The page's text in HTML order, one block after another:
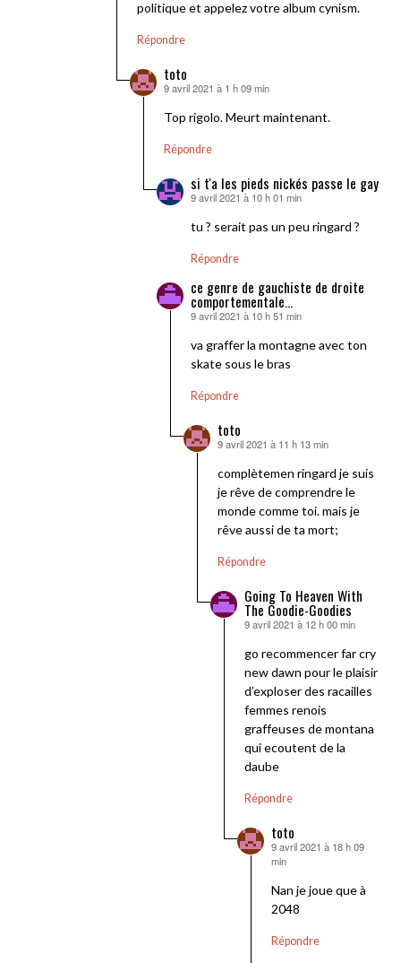
politique et appelez votre album cynism.
Répondre
toto
dit :
9 avril 2021 à 1 h 09 min
Top rigolo. Meurt maintenant.
Répondre
si t'a les pieds nickés passe le gay
dit :
9 avril 2021 à 10 h 01 min
tu ? serait pas un peu ringard ?
Répondre
ce genre de gauchiste de droite
comportementale...
dit :
9 avril 2021 à 10 h 51 min
va graffer la montagne avec ton
skate sous le bras
Répondre
toto
dit :
9 avril 2021 à 11 h 13 min
complètemen ringard je suis
je rêve de comprendre le
monde comme toi. mais je
rêve aussi de ta mort;
Répondre
Going To Heaven With
The Goodie-Goodies
dit :
9 avril 2021 à 12 h 00 min
go recommencer far cry
new dawn pour le plaisir
d’exploser des racailles
femmes renois
graffeuses de montana
qui ecoutent de la
daube
Répondre
toto
dit :
9 avril 2021 à 18 h 09
min
Nan je joue que à
2048
Répondre